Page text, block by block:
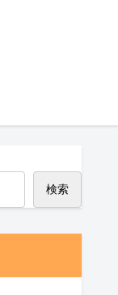
検索